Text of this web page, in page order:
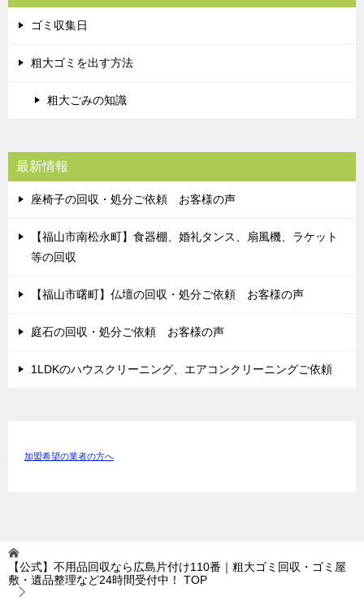
ゴミ収集日
粗大ゴミを出す方法
粗大ごみの知識
最新情報
座椅子の回収・処分ご依頼 お客様の声
【福山市南松永町】食器棚、婚礼タンス、扇風機、ラケット
等の回収
【福山市曙町】仏壇の回収・処分ご依頼 お客様の声
庭石の回収・処分ご依頼 お客様の声
1LDKのハウスクリーニング、エアコンクリーニングご依頼
加盟希望の業者の方へ
【公式】不用品回収なら広島片付け110番｜粗大ゴミ回収・ゴミ屋
敷・遺品整理など24時間受付中！
TOP